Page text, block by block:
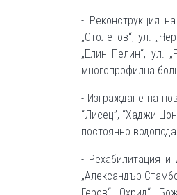
- Реконструкция
„Столетов“, ул.
„Елин Пелин“, ул.
многопрофилна
- Изграждане на
“Лисец”, “Хаджи
постоянно
- Рехабилитация и
„Александър